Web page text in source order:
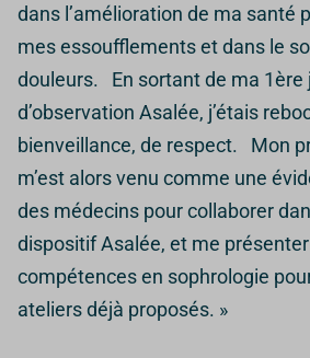
dans l’amélioration de ma santé
mes essoufflements et dans le
douleurs. En sortant de ma 1ère
d’observation Asalée, j’étais
bienveillance, de respect. Mon
m’est alors venu comme une
des médecins pour collaborer
dispositif Asalée, et me
compétences en sophrologie
ateliers déjà proposés. »